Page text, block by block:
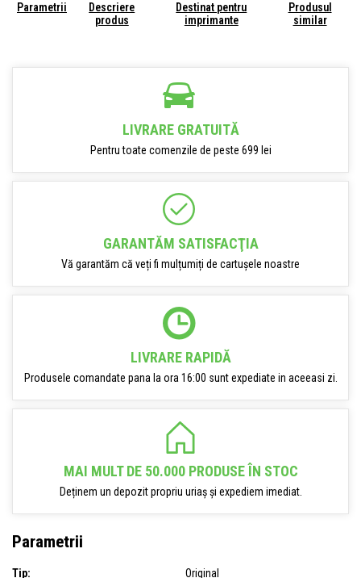
Parametrii
Descriere
produs
Destinat pentru
imprimante
Produsul
similar
LIVRARE GRATUITĂ
Pentru toate comenzile de peste 699 lei
GARANTĂM SATISFACŢIA
Vă garantăm că veți fi mulțumiți de cartușele noastre
LIVRARE RAPIDĂ
Produsele comandate pana la ora 16:00 sunt expediate in aceeasi zi.
MAI MULT DE 50.000 PRODUSE ÎN STOC
Deținem un depozit propriu uriaș și expediem imediat.
Parametrii
Tip: Original